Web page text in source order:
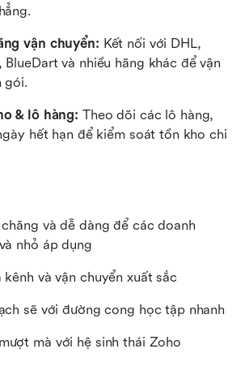
vận chuyển: Kết nối với DHL,
BlueDart và nhiều hãng khác để vận
gói.
& lô hàng: Theo dõi các lô hàng,
hết hạn để kiểm soát tồn kho chi
và dễ dàng để các doanh
nhỏ áp dụng
và vận chuyển xuất sắc
sẽ với đường cong học tập nhanh
mà với hệ sinh thái Zoho